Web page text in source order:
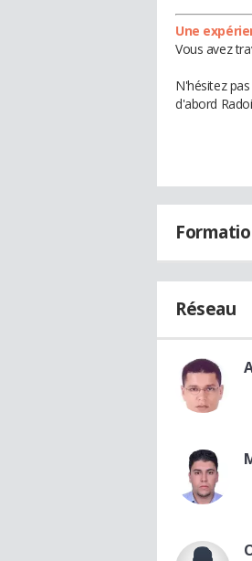
Une
Vous avez
N'hésitez
d'abord
Réseau